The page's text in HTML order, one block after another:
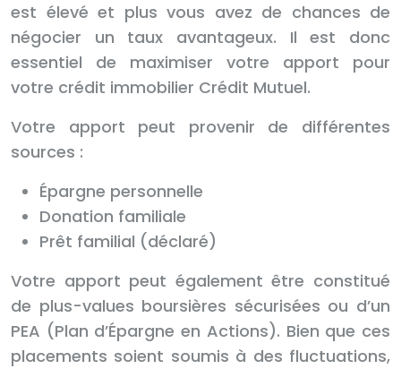
est élevé et plus vous avez de chances de
négocier un taux avantageux. Il est donc
essentiel de maximiser votre apport pour
votre crédit immobilier Crédit Mutuel.
Votre apport peut provenir de différentes
sources :
Épargne personnelle
Donation familiale
Prêt familial (déclaré)
Votre apport peut également être constitué
de plus-values boursières sécurisées ou d’un
PEA (Plan d’Épargne en Actions). Bien que ces
placements soient soumis à des fluctuations,